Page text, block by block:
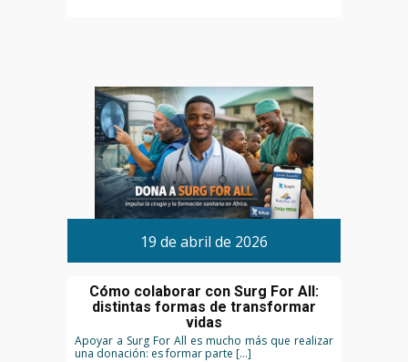
19 de abril de 2026
Cómo colaborar con Surg For All:
distintas formas de transformar
vidas
Apoyar a Surg For All es mucho más que realizar
una donación: es formar parte […]